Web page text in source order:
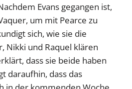
Evans gegangen ist,
um mit Pearce zu
sich, wie sie die
Nikki und Raquel klären
dass sie beide haben
daraufhin, dass das